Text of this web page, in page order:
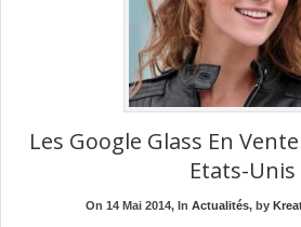
Les Google Glass En
Etats-Unis
On 14 Mai 2014, In Actualités, by